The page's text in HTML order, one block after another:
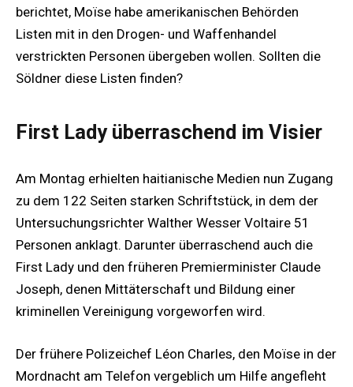
berichtet, Moïse habe amerikanischen Behörden
Listen mit in den Drogen- und Waffenhandel
verstrickten Personen übergeben wollen. Sollten die
Söldner diese Listen finden?
First Lady überraschend im Visier
Am Montag erhielten haitianische Medien nun Zugang
zu dem 122 Seiten starken Schriftstück, in dem der
Untersuchungsrichter Walther Wesser Voltaire 51
Personen anklagt. Darunter überraschend auch die
First Lady und den früheren Premierminister Claude
Joseph, denen Mittäterschaft und Bildung einer
kriminellen Vereinigung vorgeworfen wird.
Der frühere Polizeichef Léon Charles, den Moïse in der
Mordnacht am Telefon vergeblich um Hilfe angefleht